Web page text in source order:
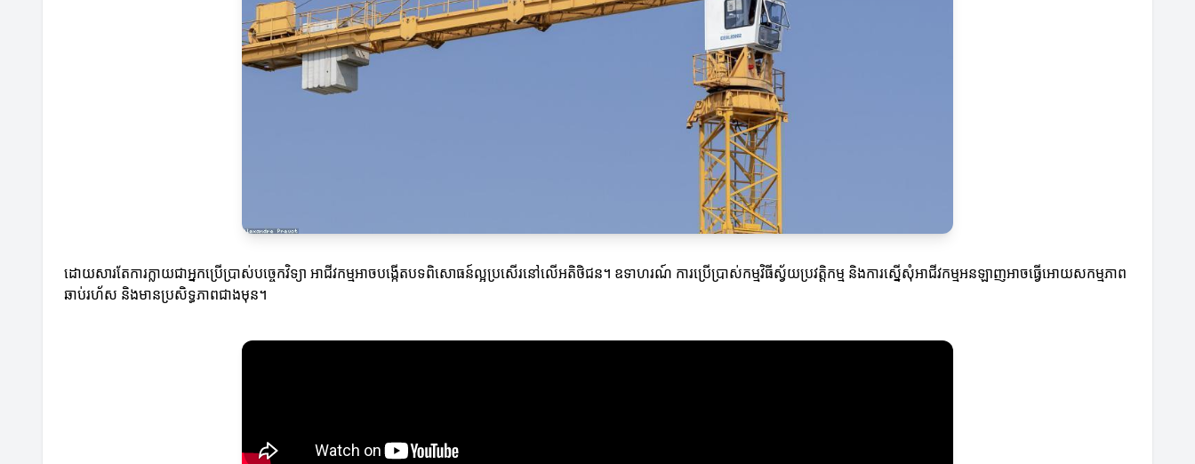
ដោយសារតែការក្លាយជាអ្នកប្រើប្រាស់បច្ចេកវិទ្យា អាជីវកម្មអាចបង្កើតបទពិសោធន៍ល្អប្រសើរនៅលើអតិថិជន។ ឧទាហរណ៍ ការប្រើប្រាស់កម្មវិធីស្វ័យប្រវត្តិកម្ម និងការស្នើសុំអាជីវកម្មអនឡាញអាចធ្វើអោយសកម្មភាព
ឆាប់រហ័ស និងមានប្រសិទ្ធភាពជាងមុន។